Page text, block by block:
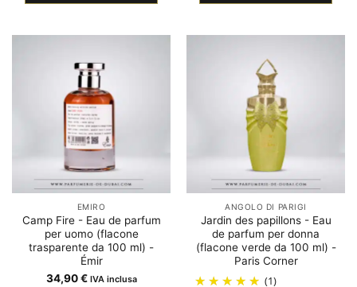
EMIRO
Camp Fire - Eau de parfum
per uomo (flacone
trasparente da 100 ml) -
Émir
34,90€ IVA inclusa
ANGOLO DI PARIGI
Jardin des papillons - Eau
de parfum per donna
(flacone verde da 100 ml) -
Paris Corner
(1)